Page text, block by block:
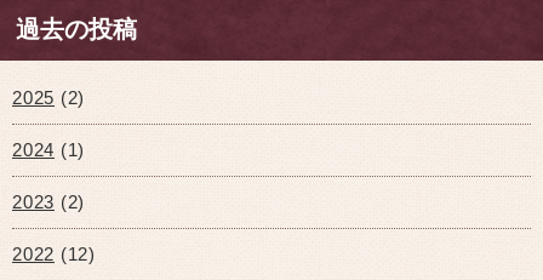
過去の投稿
2025 (2)
2024 (1)
2023 (2)
2022 (12)